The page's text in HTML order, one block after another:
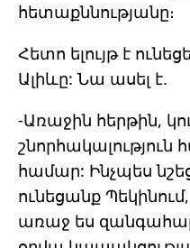
հետաքննությանը։
Հետո ելույթ է
Ալիևը: Նա ասել է.
-Առաջին հերթին,
համար: Ինչպես
ունեցանք
առաջ ես